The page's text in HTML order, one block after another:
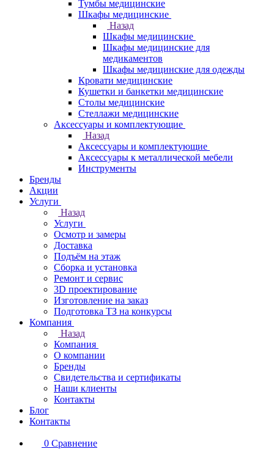
Тумбы медицинские
Шкафы медицинские
Назад
Шкафы медицинские
Шкафы медицинские для
медикаментов
Шкафы медицинские для одежды
Кровати медицинские
Кушетки и банкетки медицинские
Столы медицинские
Стеллажи медицинские
Аксессуары и комплектующие
Назад
Аксессуары и комплектующие
Аксессуары к металлической мебели
Инструменты
Бренды
Акции
Услуги
Назад
Услуги
Осмотр и замеры
Доставка
Подъём на этаж
Сборка и установка
Ремонт и сервис
3D проектирование
Изготовление на заказ
Подготовка ТЗ на конкурсы
Компания
Назад
Компания
О компании
Бренды
Свидетельства и сертификаты
Наши клиенты
Контакты
Блог
Контакты
0 Сравнение